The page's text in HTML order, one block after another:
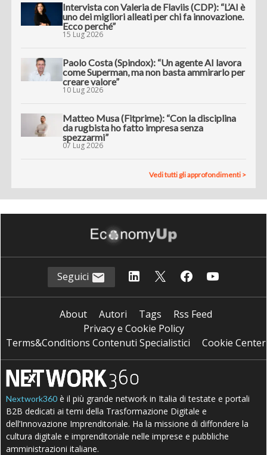
Intervista con Valeria de Flaviis (CDP): “L’AI è
uno dei migliori alleati per chi fa innovazione.
Ecco perché”
15 Lug 2026
Paolo Costa (Spindox): “Un agente AI lavora
come Superman, ma non basta ammirarlo per
creare valore”
10 Lug 2026
Matteo Musa (Fitprime): “Con la disciplina
da rugbista ho fatto impresa senza
spezzarmi”
07 Lug 2026
Vedi tutti gli approfondimenti >
Seguici
About Autori Tags
Rss Feed
Privacy e Cookie Policy
Terms&Conditions Contenuti Specialistici
Cookie Center
Nextwork360 è il più grande network in Italia di testate e portali
B2B dedicati ai temi della Trasformazione Digitale e
dell’Innovazione Imprenditoriale. Ha la missione di diffondere la
cultura digitale e imprenditoriale nelle imprese e pubbliche
amministrazioni italiane.